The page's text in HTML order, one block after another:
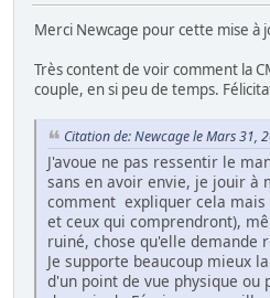
Merci Newcage pour cette mise à
Très content de voir comment la
couple, en si peu de temps.
Citation de: Newcage le Mars 31,
J'avoue ne pas ressentir le
sans en avoir envie, je jouir à
comment expliquer cela mais
et ceux qui comprendront),
ruiné, chose qu'elle demande
Je supporte beaucoup mieux
d'un point de vue physique ou